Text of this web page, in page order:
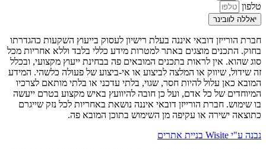
טלפון
יאללה לוובינר
חברת הורייזן דובאי איננה בעלת רישיון לעסוק בייעוץ השקעות כהגדרתו
בחוק. התכנים מוצגים באתר למטרות מידע כללי בלבד וללא אחריות מכל
סוג שהוא. אין לראות בתכנים המובאים פה בבחינת ייעוץ מקצועי, ובכלל
זה שידול, שיווק או המלצה לביצוע או אי-ביצוע של פעולה כלשהי. המידע
המובא כאן עלול להיות חסר, שגוי, בלתי עדכני או בלתי מותאם לצרכיו
המיוחדים של כל אדם, ועל כן חובה להיוועץ באיש מקצוע בטרם ייעשה
בו שימוש. חברת הורייזן דובאי איננה נושאת באחריות לכל נזק שייגרם
כתוצאה ישירה או עקיפה מן השימוש בתוכן המובא פה.
נבנה ע"י Wisite בניית אתרים